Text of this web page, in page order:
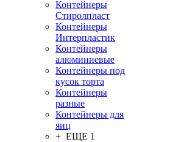
Контейнеры
Стиролпласт
Контейнеры
Интерпластик
Контейнеры
алюминиевые
Контейнеры под
кусок торта
Контейнеры
разные
Контейнеры для
яиц
+ ЕЩЕ 1